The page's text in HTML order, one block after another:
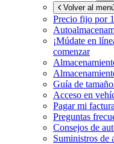
Volver al
Precio fijo por
¡Múdate en
comenzar
Guía de
Acceso en
Pagar mi
Preguntas
Consejos de
Suministros de